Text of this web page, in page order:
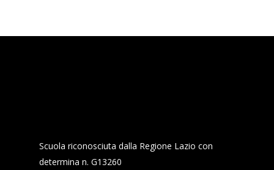
Scuola riconosciuta dalla Regione Lazio con
determina n. G13260